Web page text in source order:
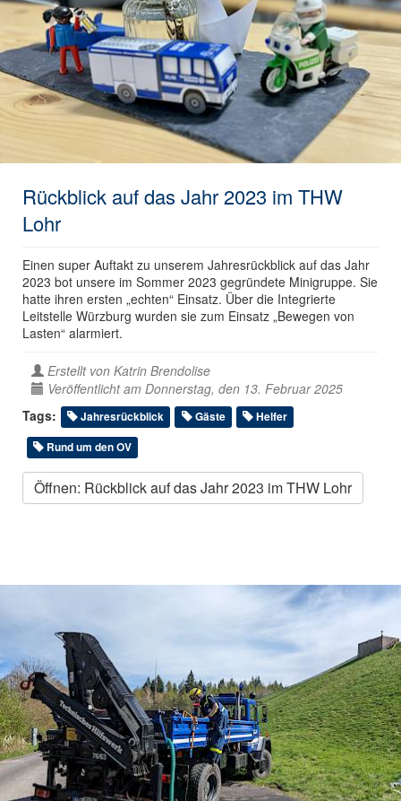
Rückblick auf das Jahr 2023 im THW
Lohr
Einen super Auftakt zu unserem Jahresrückblick auf das Jahr
2023 bot unsere im Sommer 2023 gegründete Minigruppe. Sie
hatte ihren ersten „echten“ Einsatz. Über die Integrierte
Leitstelle Würzburg wurden sie zum Einsatz „Bewegen von
Lasten“ alarmiert.
Erstellt von Katrin Brendolise
Veröffentlicht am Donnerstag, den 13. Februar 2025
Tags:
Jahresrückblick Gäste
Helfer
Rund um den OV
Öffnen: Rückblick auf das Jahr 2023 im THW Lohr